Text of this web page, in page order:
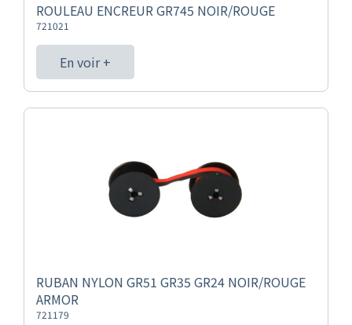
ROULEAU ENCREUR GR745 NOIR/ROUGE
721021
En voir +
RUBAN NYLON GR51 GR35 GR24 NOIR/ROUGE
ARMOR
721179